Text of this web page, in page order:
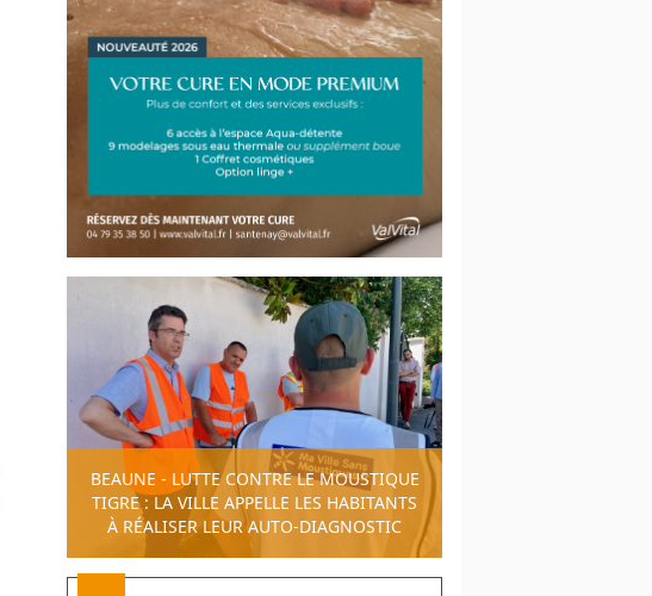
BEAUNE - LUTTE CONTRE LE MOUSTIQUE
TIGRE : LA VILLE APPELLE LES HABITANTS
À RÉALISER LEUR AUTO-DIAGNOSTIC